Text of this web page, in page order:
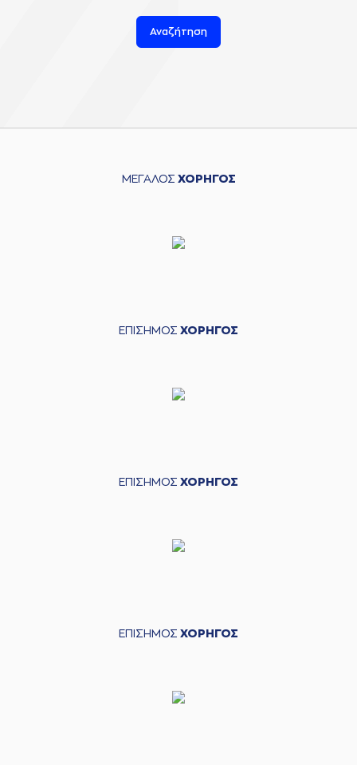
Αναζήτηση
ΜΕΓΑΛΟΣ ΧΟΡΗΓΟΣ
ΕΠΙΣΗΜΟΣ ΧΟΡΗΓΟΣ
ΕΠΙΣΗΜΟΣ ΧΟΡΗΓΟΣ
ΕΠΙΣΗΜΟΣ ΧΟΡΗΓΟΣ